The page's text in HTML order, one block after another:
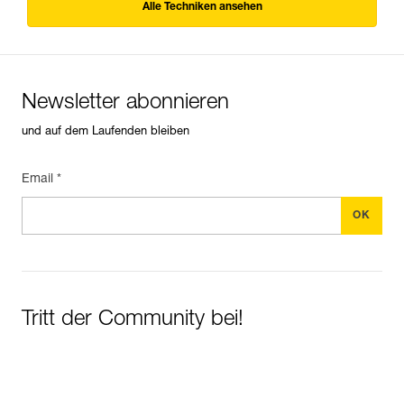
Alle Techniken ansehen
Newsletter abonnieren
und auf dem Laufenden bleiben
Email *
Tritt der Community bei!